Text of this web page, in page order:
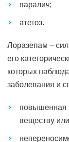
паралич;
атетоз.
Лоразепам –
его
которых
заболевания и
повышенная
веществу